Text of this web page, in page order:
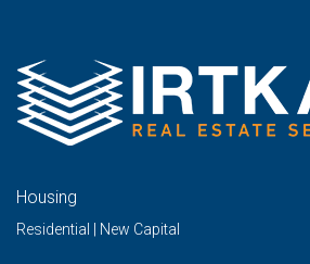
Housing
Residential | New Capital